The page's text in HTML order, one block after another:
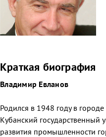
Краткая биография
Владимир Евланов
Родился в 1948 году в
Кубанский государственный
развития промышленности